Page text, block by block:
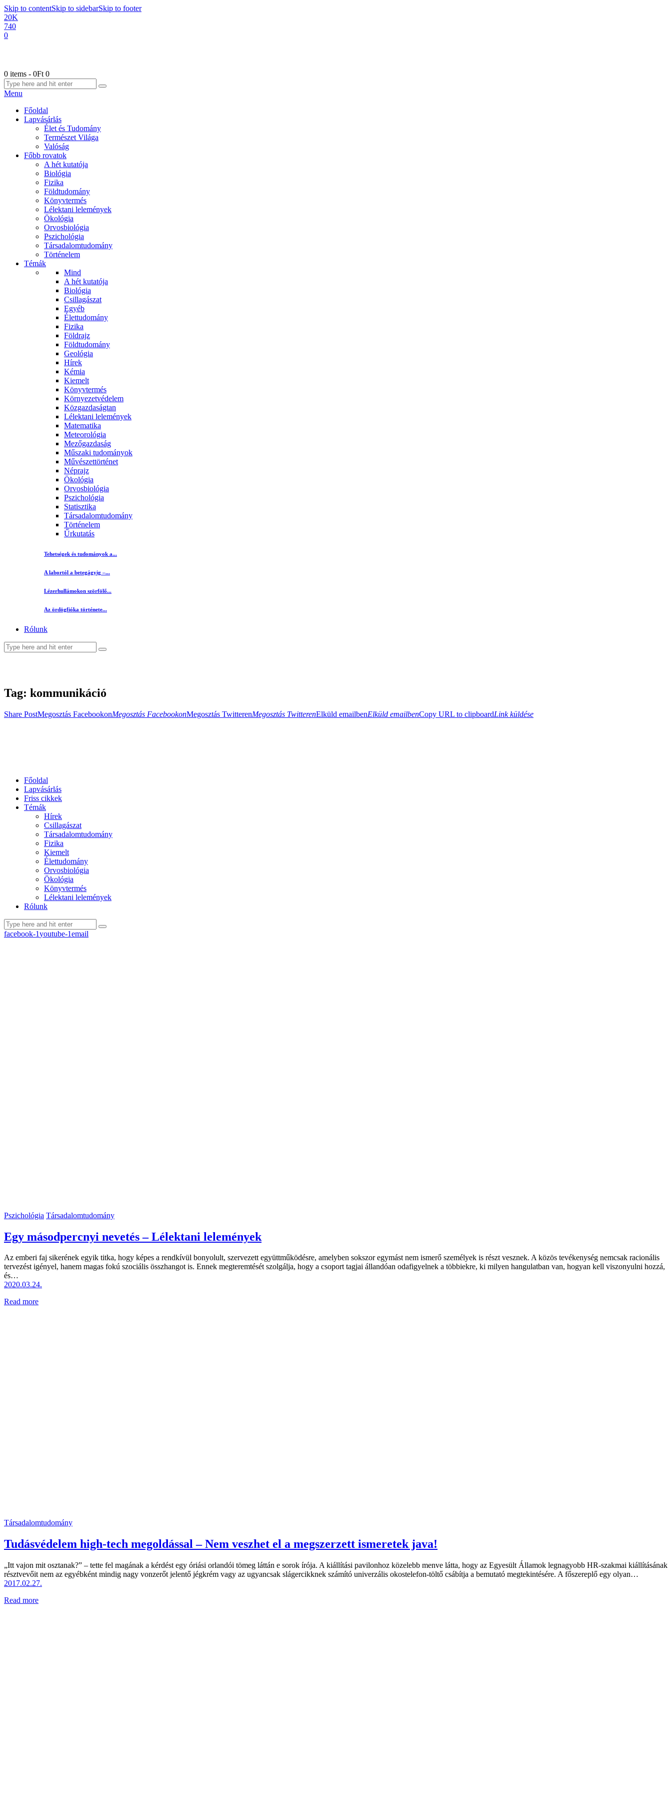
Skip to contentSkip to sidebarSkip to footer
20K
740
0
0 items - 0Ft 0
Menu
Főoldal
Lapvásárlás
Élet és Tudomány
Természet Világa
Valóság
Főbb rovatok
A hét kutatója
Biológia
Fizika
Földtudomány
Könyvtermés
Lélektani lelemények
Ökológia
Orvosbiológia
Pszichológia
Társadalomtudomány
Történelem
Témák
Mind
A hét kutatója
Biológia
Csillagászat
Egyéb
Élettudomány
Fizika
Földrajz
Földtudomány
Geológia
Hírek
Kémia
Kiemelt
Könyvtermés
Környezetvédelem
Közgazdaságtan
Lélektani lelemények
Matematika
Meteorológia
Mezőgazdaság
Műszaki tudományok
Művészettörténet
Néprajz
Ökológia
Orvosbiológia
Pszichológia
Statisztika
Társadalomtudomány
Történelem
Űrkutatás
Tehetségek és tudományok a...
A labortól a betegágyig –...
Lézerhullámokon szörfölő...
Az ördögfióka története...
Rólunk
Tag: kommunikáció
Share PostMegosztás FacebookonMegosztás FacebookonMegosztás TwitterenMegosztás TwitterenElküld emailbenElküld emailbenCopy URL to clipboardLink küldése
Főoldal
Lapvásárlás
Friss cikkek
Témák
Hírek
Csillagászat
Társadalomtudomány
Fizika
Kiemelt
Élettudomány
Orvosbiológia
Ökológia
Könyvtermés
Lélektani lelemények
Rólunk
facebook-1youtube-1email
Pszichológia Társadalomtudomány
Egy másodpercnyi nevetés – Lélektani lelemények
Az emberi faj sikerének egyik titka, hogy képes a rendkívül bonyolult, szervezett együttműködésre, amelyben sokszor egymást nem ismerő személyek is részt vesznek. A közös tevékenység nemcsak racionális
tervezést igényel, hanem magas fokú szociális összhangot is. Ennek megteremtését szolgálja, hogy a csoport tagjai állandóan odafigyelnek a többiekre, ki milyen hangulatban van, hogyan kell viszonyulni hozzá,
és…
2020.03.24.
Read more
Társadalomtudomány
Tudásvédelem high-tech megoldással – Nem veszhet el a megszerzett ismeretek java!
„Itt vajon mit osztanak?” – tette fel magának a kérdést egy óriási orlandói tömeg láttán e sorok írója. A kiállítási pavilonhoz közelebb menve látta, hogy az Egyesült Államok legnagyobb HR-szakmai kiállításának
résztvevőit nem az egyébként mindig nagy vonzerőt jelentő jégkrém vagy az ugyancsak slágercikknek számító univerzális okostelefon-töltő csábítja a bemutató megtekintésére. A főszereplő egy olyan…
2017.02.27.
Read more